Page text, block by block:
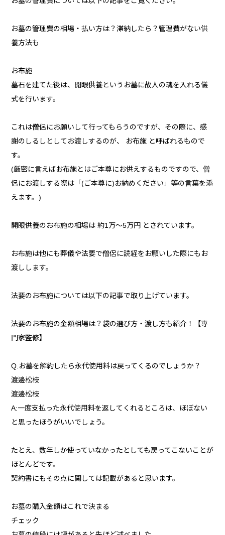
お墓の管理費の相場・払い方は？滞納したら？管理費がない供
養方法も
お布施
墓石を建てた後は、開眼供養というお墓に故人の魂を入れる儀
式を行います。
これは僧侶にお願いして行ってもらうのですが、その際に、感
謝のしるしとしてお渡しするのが、 お布施 と呼ばれるもので
す。
(厳密に言えばお布施とはご本尊にお供えするものですので、僧
侶にお渡しする際は「(ご本尊に)お納めください」等の言葉を添
えます。)
開眼供養のお布施の相場は 約1万～5万円 とされています。
お布施は他にも葬儀や法要で僧侶に読経をお願いした際にもお
渡しします。
法要のお布施については以下の記事で取り上げています。
法要のお布施の金額相場は？袋の選び方・渡し方も紹介！【専
門家監修】
Q.お墓を解約したら永代使用料は戻ってくるのでしょうか？
渡邊松枝
渡邊松枝
A:一度支払った永代使用料を返してくれるところは、ほぼない
と思ったほうがいいでしょう。
たとえ、数年しか使っていなかったとしても戻ってこないことが
ほとんどです。
契約書にもその点に関しては記載があると思います。
お墓の購入金額はこれで決まる
チェック